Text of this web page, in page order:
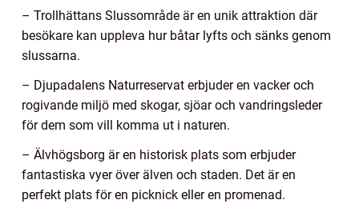
– Trollhättans Slussområde är en unik attraktion där
besökare kan uppleva hur båtar lyfts och sänks genom
slussarna.
– Djupadalens Naturreservat erbjuder en vacker och
rogivande miljö med skogar, sjöar och vandringsleder
för dem som vill komma ut i naturen.
– Älvhögsborg är en historisk plats som erbjuder
fantastiska vyer över älven och staden. Det är en
perfekt plats för en picknick eller en promenad.